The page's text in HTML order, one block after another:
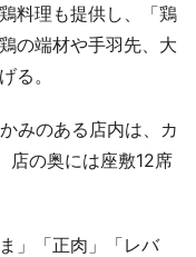
料理も提供し、「鶏
の端材や手羽先、大
る。
みのある店内は、カ
店の奥には座敷12席
」「正肉」「レバ